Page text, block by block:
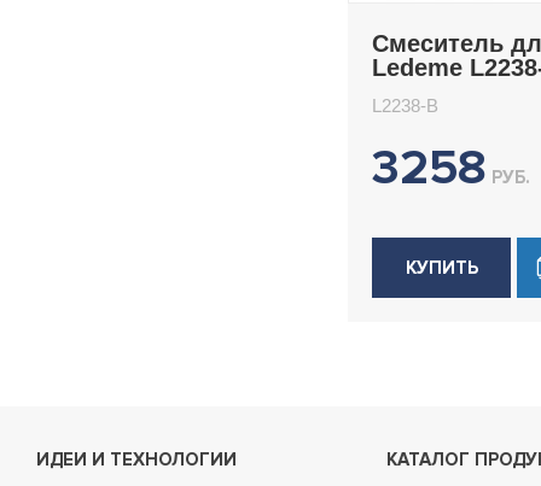
Смеситель
Ledeme
L2238-B
3258 РУБ.
КУПИТЬ
ИДЕИ И ТЕХНОЛОГИИ КАТАЛОГ